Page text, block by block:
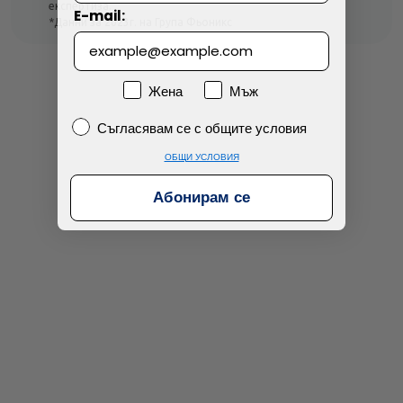
експертиза.
*Данни за 2023г. на Група Фьоникс
Намерих по-евтино
E-mail:
ПолЖена
Мъж
Съгласявам се с общите условия
Съгласявам се с общите условия
ОБЩИ УСЛОВИЯ
Абонирам се